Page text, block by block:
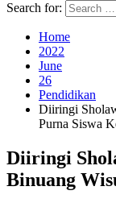
Search for:
Home
2022
June
26
Pendidikan
Diiringi
Purna Siswa
Diiringi
Binuang